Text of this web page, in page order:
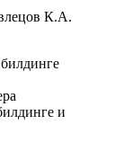
К.А.
и